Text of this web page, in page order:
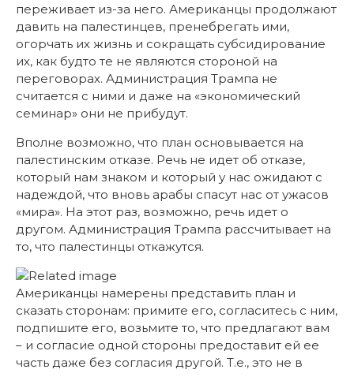
переживает из-за него. Американцы продолжают
давить на палестинцев, пренебрегать ими,
огорчать их жизнь и сокращать субсидирование
их, как будто те не являются стороной на
переговорах. Администрация Трампа не
считается с ними и даже на «экономический
семинар» они не прибудут.
Вполне возможно, что план основывается на
палестинским отказе. Речь не идет об отказе,
который нам знаком и который у нас ожидают с
надеждой, что вновь арабы спасут нас от ужасов
«мира». На этот раз, возможно, речь идет о
другом. Администрация Трампа рассчитывает на
то, что палестинцы откажутся.
Американцы намерены представить план и
сказать сторонам: примите его, согласитесь с ним,
подпишите его, возьмите то, что предлагают вам
– и согласие одной стороны предоставит ей ее
часть даже без согласия другой. Т.е., это не в